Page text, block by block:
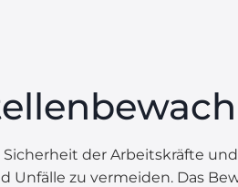
der Arbeitskräfte
zu vermeiden. Das